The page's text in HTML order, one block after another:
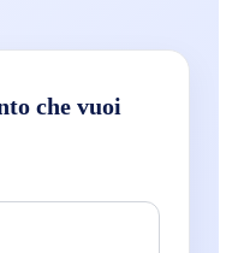
che vuoi